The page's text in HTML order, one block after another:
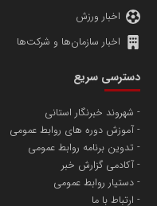
پایگاه اطلاع رسانی
تامین آهن اسفنجی
مسعودصادقی
اخبار ورزش
اخبار سازمان‌ها و شرکت‌ها
دسترسی سریع
شهروند خبرنگار استانی
آموزش دوره های روابط عمومی
تدوین برنامه روابط عمومی
آکادمی گزارش خبر
دستیار روابط عمومی
ارتباط با ما